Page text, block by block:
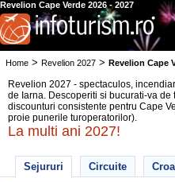
Revelion Cape Verde 2026 - 2027
Home > Revelion 2027 > Revelion Cape
Revelion 2027 - spectaculos,
de Iarna. Descoperiti si bucurati-va
discounturi consistente pentru Cape
proie punerile turoperatorilor).
La multi ani 2027!
Sejururi Circuite